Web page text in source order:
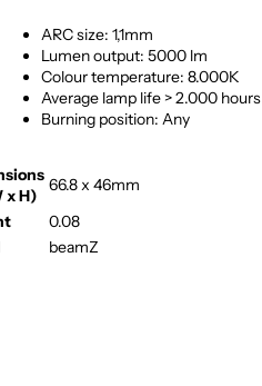
ARC size: 1,1mm
Lumen output: 5000 lm
Colour temperature: 8.000K
Average lamp life > 2.000 hours
Burning position: Any
x H)
66.8 x 46mm
0.08
beamZ